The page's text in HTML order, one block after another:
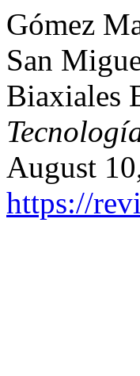
Gómez
San
Biaxiales
August
https://